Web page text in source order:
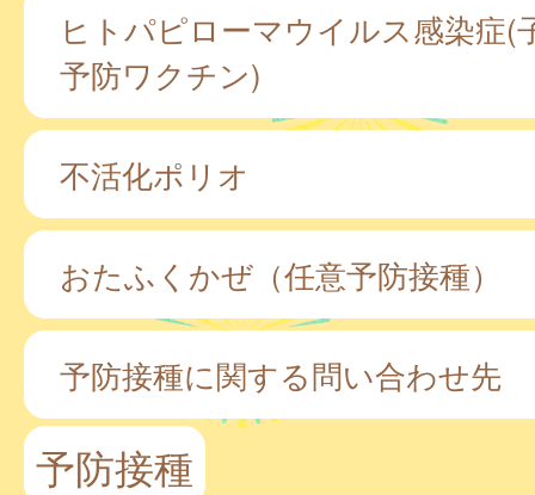
ヒトパピローマウイルス感染症(
予防ワクチン)
不活化ポリオ
おたふくかぜ（任意予防接種）
予防接種に関する問い合わせ先
予防接種